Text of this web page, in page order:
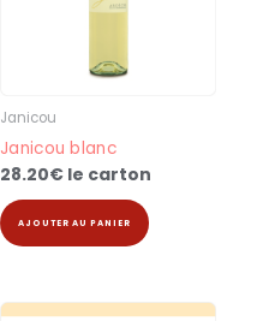
Janicou
Janicou blanc
28.20€ le carton
AJOUTER AU PANIER